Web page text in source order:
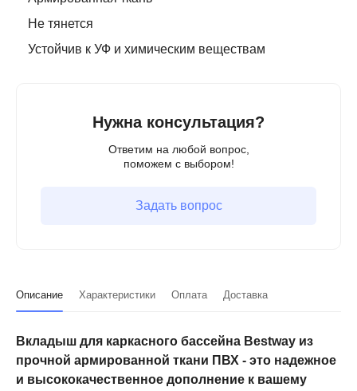
Описание Характеристики Оплата Доставка
Вкладыш для каркасного бассейна Bestway из
прочной армированной ткани ПВХ - это надежное
и высококачественное дополнение к вашему
Не тянется
Устойчив к УФ и химическим веществам
Нужна консультация?
Ответим на любой вопрос,
поможем с выбором!
Задать вопрос